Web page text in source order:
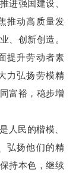
进强国建设、
推动高质量发
、创新创造。
提升劳动者素
力弘扬劳模精
富裕，稳步增
民的楷模、
弘扬他们的精
持本色，继续